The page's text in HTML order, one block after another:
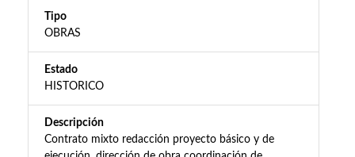
Tipo
OBRAS
Estado
HISTORICO
Descripción
Contrato mixto redacción proyecto básico y de